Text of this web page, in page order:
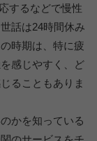
するなどで慢性
話は24時間休み
時期は、特に疲
感じやすく、ど
ることもありま
かを知っている